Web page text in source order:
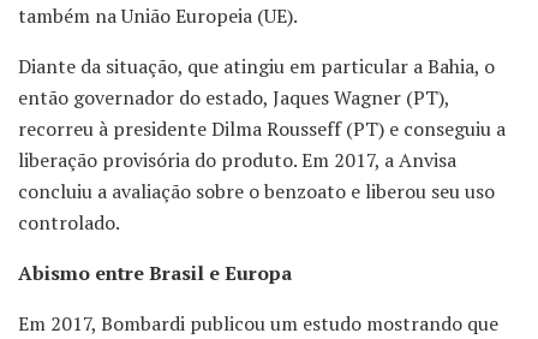
também na União Europeia (UE).
Diante da situação, que atingiu em particular a Bahia, o
então governador do estado, Jaques Wagner (PT),
recorreu à presidente Dilma Rousseff (PT) e conseguiu a
liberação provisória do produto. Em 2017, a Anvisa
concluiu a avaliação sobre o benzoato e liberou seu uso
controlado.
Abismo entre Brasil e Europa
Em 2017, Bombardi publicou um estudo mostrando que